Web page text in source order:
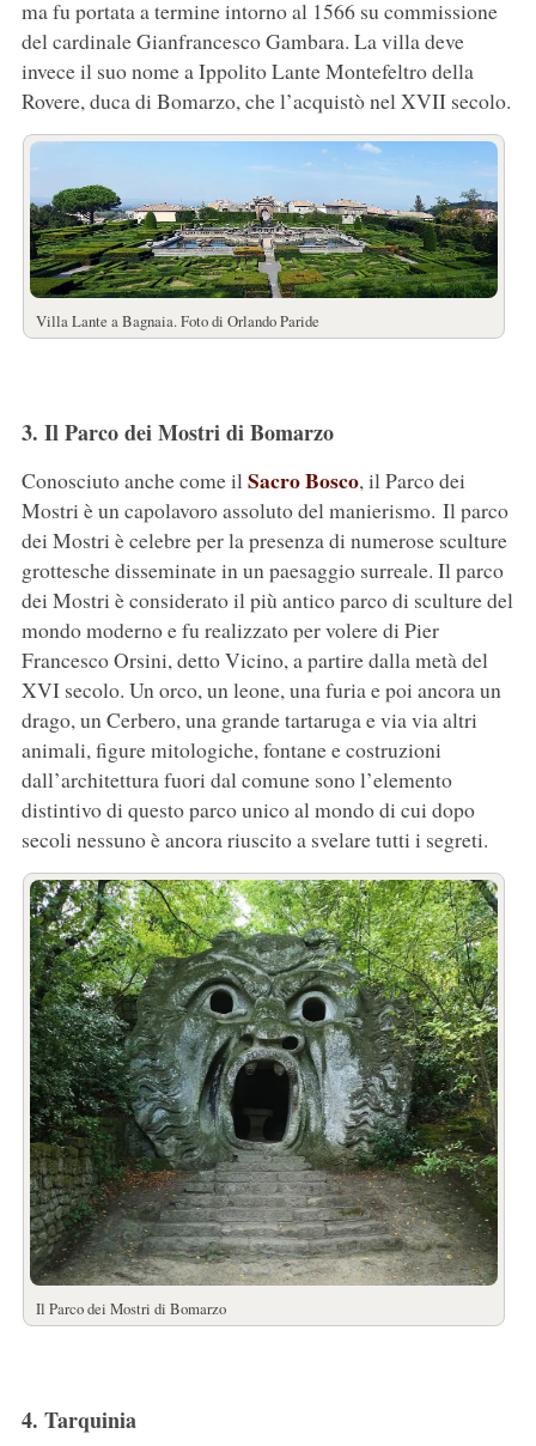
ma fu portata a termine intorno al 1566 su commissione
del cardinale Gianfrancesco Gambara. La villa deve
invece il suo nome a Ippolito Lante Montefeltro della
Rovere, duca di Bomarzo, che l’acquistò nel XVII secolo.
Villa Lante a Bagnaia. Foto di Orlando Paride
3. Il Parco dei Mostri di Bomarzo
Conosciuto anche come ilSacro Bosco, il Parco dei
Mostri è un capolavoro assoluto del manierismo. Il parco
dei Mostri è celebre per la presenza di numerose sculture
grottesche disseminate in un paesaggio surreale. Il parco
dei Mostri è considerato il più antico parco di sculture del
mondo moderno e fu realizzato per volere di Pier
Francesco Orsini, detto Vicino, a partire dalla metà del
XVI secolo. Un orco, un leone, una furia e poi ancora un
drago, un Cerbero, una grande tartaruga e via via altri
animali, figure mitologiche, fontane e costruzioni
dall’architettura fuori dal comune sono l’elemento
distintivo di questo parco unico al mondo di cui dopo
secoli nessuno è ancora riuscito a svelare tutti i segreti.
Il Parco dei Mostri di Bomarzo
4. Tarquinia